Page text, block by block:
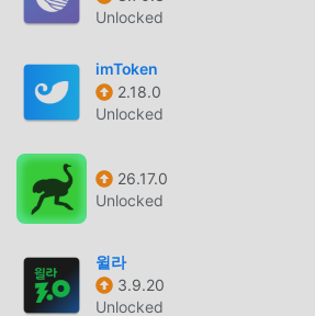
también adjunta la versión mod,
alto de Haj Umrah & Ziyarate Madinah
funcionalidad más completa. Además,
moddroid, es 100% gratuito y está
necesitas descargar moddroid al
e instalar el Free versión mod Haj
comodidad que brinda Haj Umrah &
Unlocked
imToken
2.18.0
Unlocked
26.17.0
Unlocked
윌라
3.9.20
Unlocked